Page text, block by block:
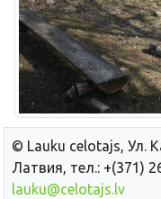
© Lauku сelotajs, Ул.
Латвия, тел.: +(371)
lauku@celotajs.lv